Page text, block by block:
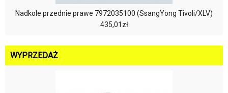
Nadkole przednie prawe 7972035100 (SsangYong Tivoli/XLV)
435,01zł
WYPRZEDAŻ